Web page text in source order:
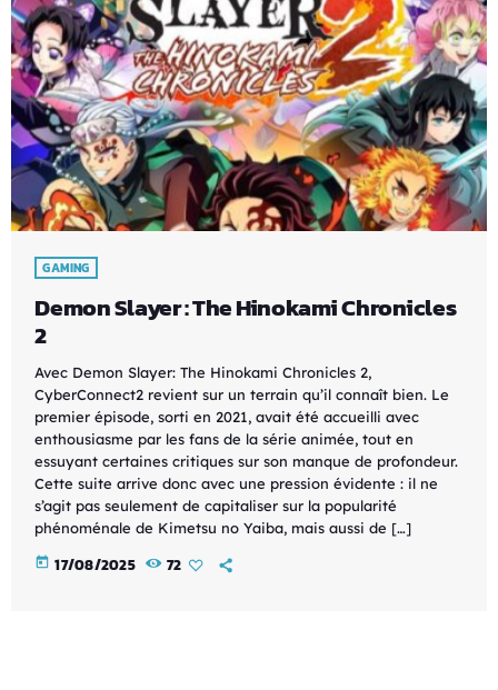
GAMING
Demon Slayer : The Hinokami Chronicles
2
Avec Demon Slayer: The Hinokami Chronicles 2,
CyberConnect2 revient sur un terrain qu’il connaît bien. Le
premier épisode, sorti en 2021, avait été accueilli avec
enthousiasme par les fans de la série animée, tout en
essuyant certaines critiques sur son manque de profondeur.
Cette suite arrive donc avec une pression évidente : il ne
s’agit pas seulement de capitaliser sur la popularité
phénoménale de Kimetsu no Yaiba, mais aussi de […]
today 17/08/2025 72